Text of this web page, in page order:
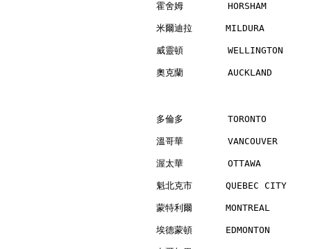
霍舍姆        HORSHAM
米爾迪拉      MILDURA
威靈頓        WELLINGTON
奧克蘭        AUCKLAND
多倫多        TORONTO
溫哥華        VANCOUVER
渥太華        OTTAWA
魁北克市      QUEBEC
蒙特利爾
埃德蒙頓      EDMONTON